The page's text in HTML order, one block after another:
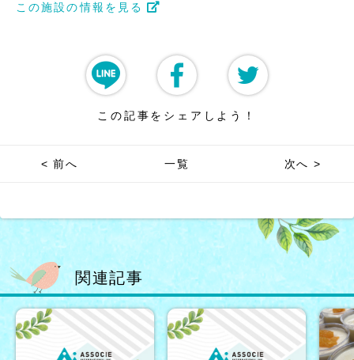
この施設の情報を見る
この記事をシェアしよう！
< 前へ 一覧 次へ >
関連記事